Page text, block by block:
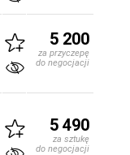
5 200
za przyczepę
do negocjacji
5 490
za sztukę
do negocjacji